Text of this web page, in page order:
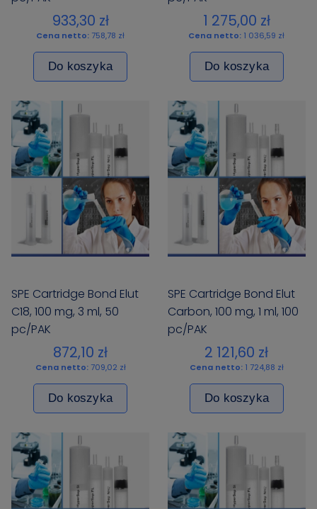
933,30 zł
Cena netto: 758,78 zł
Do koszyka
1 275,00 zł
Cena netto: 1 036,59 zł
Do koszyka
SPE Cartridge Bond Elut
C18, 100 mg, 3 ml, 50
pc/PAK
872,10 zł
Cena netto: 709,02 zł
Do koszyka
SPE Cartridge Bond Elut
Carbon, 100 mg, 1 ml, 100
pc/PAK
2 121,60 zł
Cena netto: 1 724,88 zł
Do koszyka